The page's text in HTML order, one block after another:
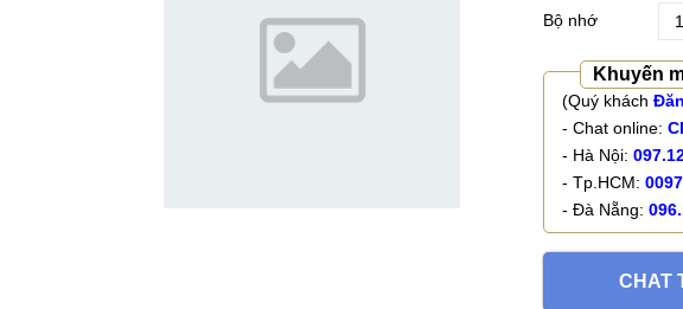
Bộ nhớ
Khuyến
(Quý khách
- Chat online:
- Hà Nội:
- Tp.HCM:
- Đà Nẵng:
CHAT